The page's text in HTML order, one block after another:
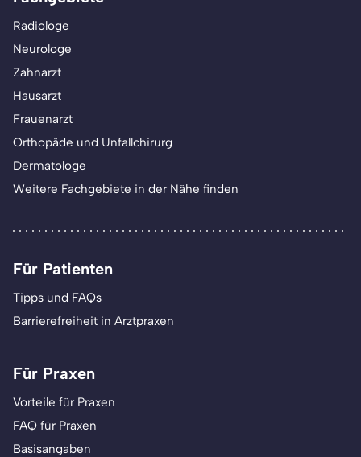
Radiologe
Neurologe
Zahnarzt
Hausarzt
Frauenarzt
Orthopäde und Unfallchirurg
Dermatologe
Weitere Fachgebiete in der Nähe finden
Für Patienten
Tipps und FAQs
Barrierefreiheit in Arztpraxen
Für Praxen
Vorteile für Praxen
FAQ für Praxen
Basisangaben